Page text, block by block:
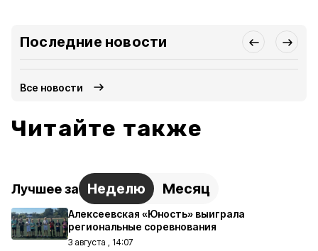
Последние новости
Все новости
Читайте также
Лучшее за Неделю Месяц
Алексеевская «Юность» выиграла
региональные соревнования
3 августа , 14:07